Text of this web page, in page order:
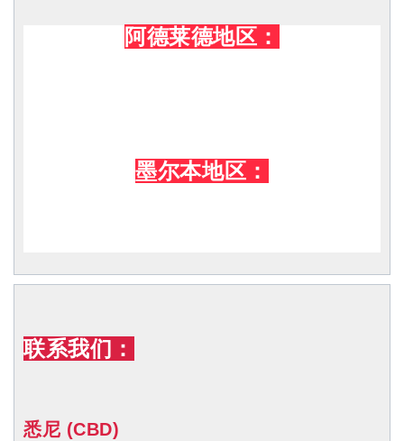
阿德莱德地区：
墨尔本地区：
联系我们：
悉尼 (CBD)